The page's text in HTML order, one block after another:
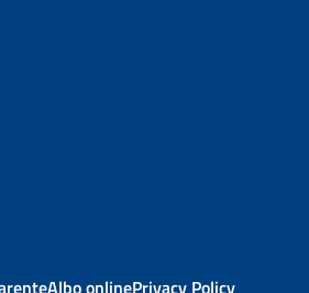
Albo onlinePrivacy Policy